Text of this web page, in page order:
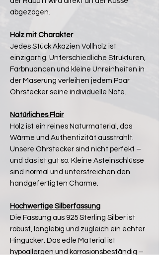
abgezogen.
Holz mit Charakter
Jedes Stück Akazien Vollholz ist
einzigartig. Unterschiedliche Strukturen,
Farbnuancen und kleine Unreinheiten in
der Maserung verleihen jedem Paar
Ohrstecker seine individuelle Note.
Natürliches Flair
Holz ist ein reines Naturmaterial, das
Wärme und Authentizität ausstrahlt.
Unsere Ohrstecker sind nicht perfekt –
und das ist gut so. Kleine Asteinschlüsse
sind normal und unterstreichen den
handgefertigten Charme.
Hochwertige Silberfassung
Die Fassung aus 925 Sterling Silber ist
robust, langlebig und zugleich ein echter
Hingucker. Das edle Material ist
hypoallergen und korrosionsbeständig –